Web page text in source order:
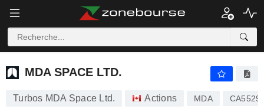
MDA SPACE LTD.
MDA SPACE LTD.
Turbos MDA Space Ltd. Actions MDA